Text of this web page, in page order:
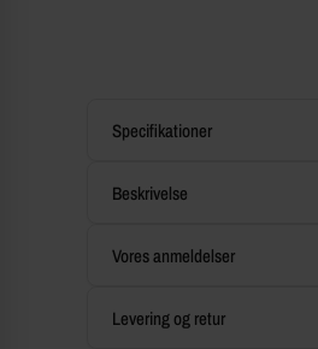
Specifikationer
Beskrivelse
Vores anmeldelser
Levering og retur